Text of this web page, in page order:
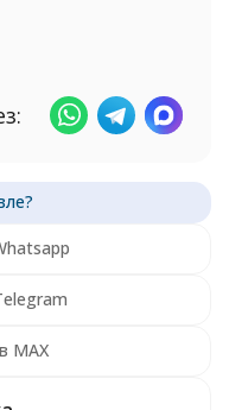
MAX